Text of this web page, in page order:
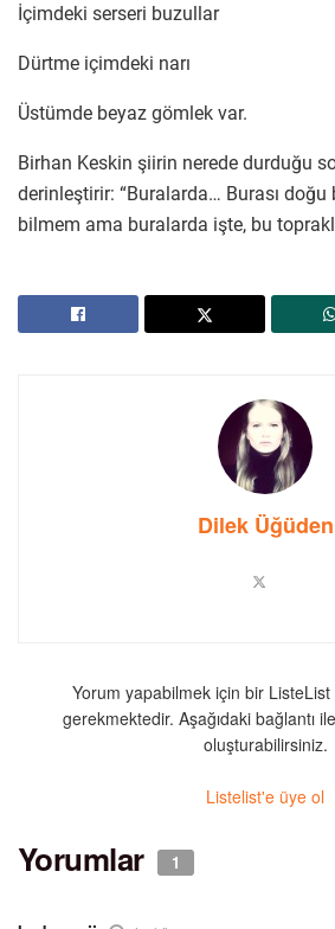
İçimdeki serseri buzullar
Dürtme içimdeki narı
Üstümde beyaz gömlek var.
Birhan Keskin şiirin nerede durduğu
derinleştirir: “Buralarda… Burası doğu
bilmem ama buralarda işte, bu
Dilek Üğüden
Yorum yapabilmek için bir ListeList
gerekmektedir. Aşağıdaki bağlantı
oluşturabilirsiniz.
Listelist'e üye ol
Yorumlar 1